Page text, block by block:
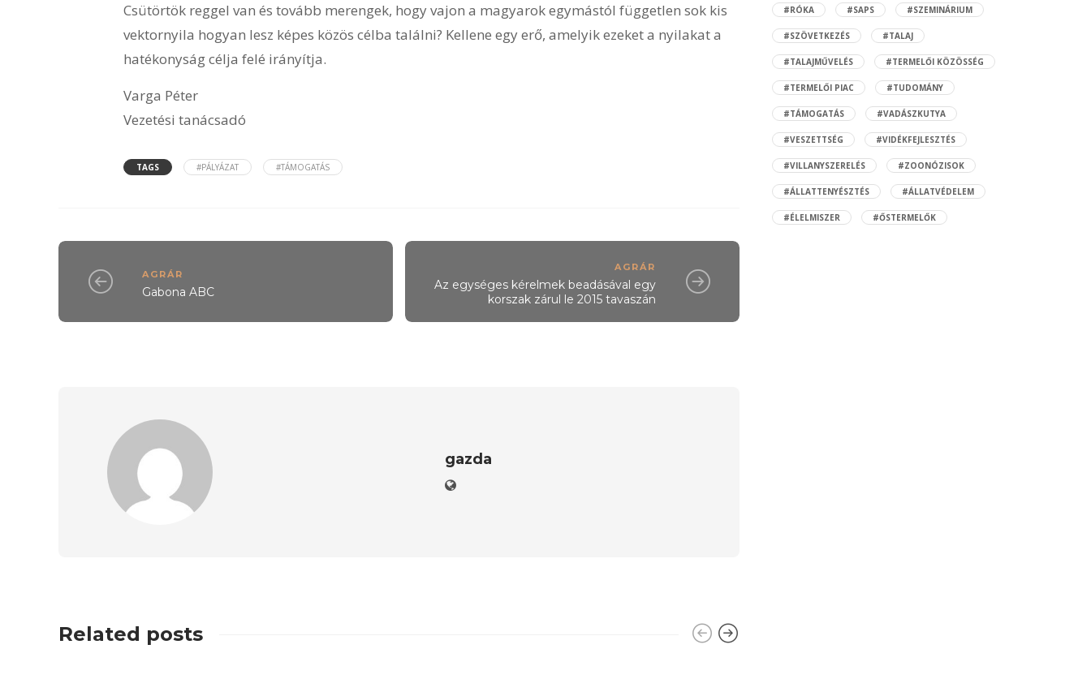
Csütörtök reggel van és tovább merengek, hogy vajon a magyarok egymástól független sok kis
vektornyila hogyan lesz képes közös célba találni? Kellene egy erő, amelyik ezeket a nyilakat a
hatékonyság célja felé irányítja.
Varga Péter
Vezetési tanácsadó
TAGS #PÁLYÁZAT #TÁMOGATÁS
AGRÁR
Gabona ABC
AGRÁR
Az egységes kérelmek beadásával egy
korszak zárul le 2015 tavaszán
gazda
Related posts
#RÓKA #SAPS #SZEMINÁRIUM
#SZÖVETKEZÉS #TALAJ
#TALAJMŰVELÉS #TERMELŐI KÖZÖSSÉG
#TERMELŐI PIAC #TUDOMÁNY
#TÁMOGATÁS #VADÁSZKUTYA
#VESZETTSÉG #VIDÉKFEJLESZTÉS
#VILLANYSZERELÉS #ZOONÓZISOK
#ÁLLATTENYÉSZTÉS #ÁLLATVÉDELEM
#ÉLELMISZER #ŐSTERMELŐK